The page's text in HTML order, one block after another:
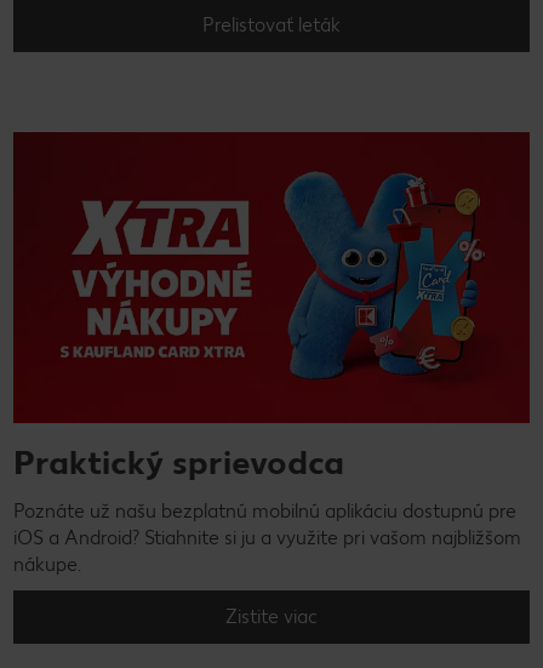
Prelistovať leták
Praktický sprievodca
Poznáte už našu bezplatnú mobilnú aplikáciu dostupnú pre
iOS a Android? Stiahnite si ju a využite pri vašom najbližšom
nákupe.
Zistite viac